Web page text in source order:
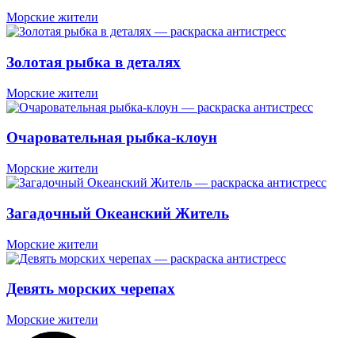
Морские жители
Золотая рыбка в деталях
Морские жители
Очаровательная рыбка-клоун
Морские жители
Загадочный Океанский Житель
Морские жители
Девять морских черепах
Морские жители